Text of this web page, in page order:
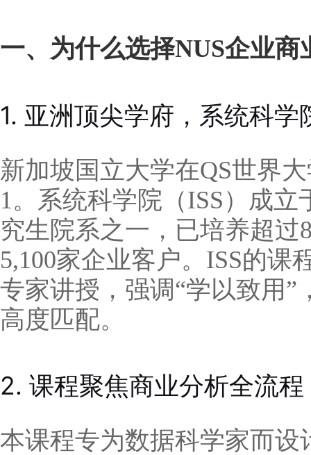
一、为什么选择NUS企业
1. 亚洲顶尖学府，系统科学
新加坡国立大学在QS世界
1。系统科学院（ISS）成立
究生院系之一，已培养超过
5,100家企业客户。ISS的课
专家讲授，强调“学以致用
高度匹配。
2. 课程聚焦商业分析全流
本课程专为数据科学家而